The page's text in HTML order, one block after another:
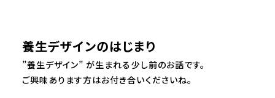
養生デザインのはじまり
”養生デザイン” が生まれる少し前のお話です。
ご興味あります方はお付き合いくださいね。